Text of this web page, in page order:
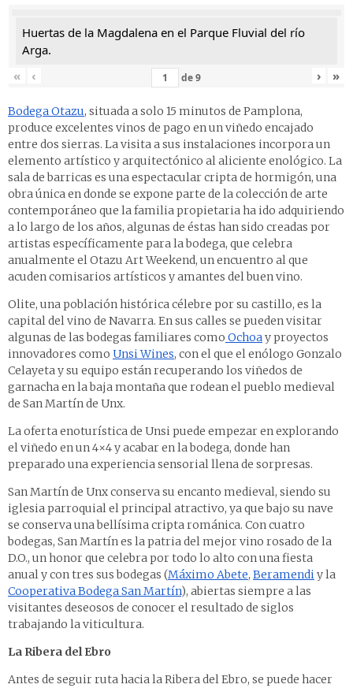
Huertas de la Magdalena en el Parque Fluvial del río
Arga.
«
‹ de9 › »
Bodega Otazu, situada a solo 15 minutos de Pamplona,
produce excelentes vinos de pago en un viñedo encajado
entre dos sierras. La visita a sus instalaciones incorpora un
elemento artístico y arquitectónico al aliciente enológico. La
sala de barricas es una espectacular cripta de hormigón, una
obra única en donde se expone parte de la colección de arte
contemporáneo que la familia propietaria ha ido adquiriendo
a lo largo de los años, algunas de éstas han sido creadas por
artistas específicamente para la bodega, que celebra
anualmente el Otazu Art Weekend, un encuentro al que
acuden comisarios artísticos y amantes del buen vino.
Olite, una población histórica célebre por su castillo, es la
capital del vino de Navarra. En sus calles se pueden visitar
algunas de las bodegas familiares como Ochoay proyectos
innovadores como Unsi Wines, con el que el enólogo Gonzalo
Celayeta y su equipo están recuperando los viñedos de
garnacha en la baja montaña que rodean el pueblo medieval
de San Martín de Unx.
La oferta enoturística de Unsi puede empezar en explorando
el viñedo en un 4×4 y acabar en la bodega, donde han
preparado una experiencia sensorial llena de sorpresas.
San Martín de Unx conserva su encanto medieval, siendo su
iglesia parroquial el principal atractivo, ya que bajo su nave
se conserva una bellísima cripta románica. Con cuatro
bodegas, San Martín es la patria del mejor vino rosado de la
D.O., un honor que celebra por todo lo alto con una fiesta
anual y con tres sus bodegas (Máximo Abete, Beramendiy la
Cooperativa Bodega San Martín), abiertas siempre a las
visitantes deseosos de conocer el resultado de siglos
trabajando la viticultura.
La Ribera del Ebro
Antes de seguir ruta hacia la Ribera del Ebro, se puede hacer